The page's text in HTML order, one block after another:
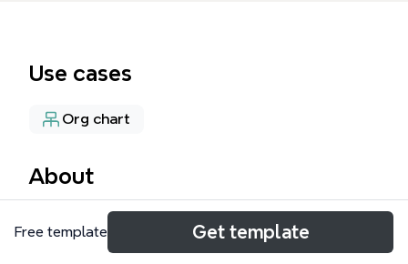
Use cases
Org chart
About
這份「人力資源管理策略」思維導圖模板，由Xmind提
供，全面涵蓋人力資源管理的核心策略與實施方向，包
Free template Get template